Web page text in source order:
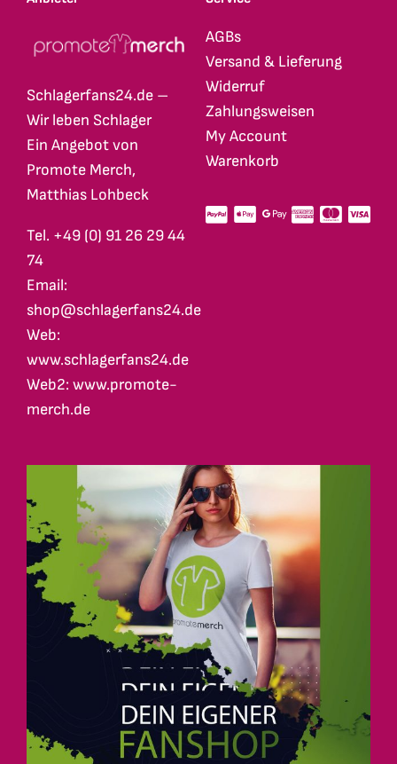
Schlagerfans24.de –
Wir leben Schlager
Ein Angebot von
Promote Merch,
Matthias Lohbeck
Tel. +49 (0) 91 26 29 44
74
Email:
shop@schlagerfans24.de
Web:
www.schlagerfans24.de
Web2: www.promote-
merch.de
AGBs
Versand & Lieferung
Widerruf
Zahlungsweisen
My Account
Warenkorb